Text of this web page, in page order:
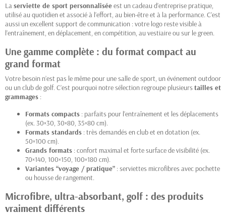
Laserviette de sport personnaliséeest un cadeau d’entreprise pratique,
utilisé au quotidien et associé à l’effort, au bien-être et à la performance. C’est
aussi un excellent support de communication : votre logo reste visible à
l’entraînement, en déplacement, en compétition, au vestiaire ou sur le green.
Une gamme complète : du format compact au
grand format
Votre besoin n’est pas le même pour une salle de sport, un événement outdoor
ou un club de golf. C’est pourquoi notre sélection regroupe plusieurstailles et
grammages :
Formats compacts : parfaits pour l’entraînement et les déplacements
(ex. 30×30, 30×80, 35×80 cm).
Formats standards : très demandés en club et en dotation (ex.
50×100 cm).
Grands formats : confort maximal et forte surface de visibilité (ex.
70×140, 100×150, 100×180 cm).
Variantes “voyage / pratique” : serviettes microfibres avec pochette
ou housse de rangement.
Microfibre, ultra-absorbant, golf : des produits
vraiment différents